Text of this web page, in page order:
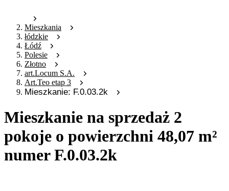
Mieszkania
łódzkie
Łódź
Polesie
Złotno
art.Locum S.A.
Art.Teo etap 3
Mieszkanie: F.0.03.2k
Mieszkanie na sprzedaż 2
pokoje o powierzchni 48,07 m²
numer F.0.03.2k